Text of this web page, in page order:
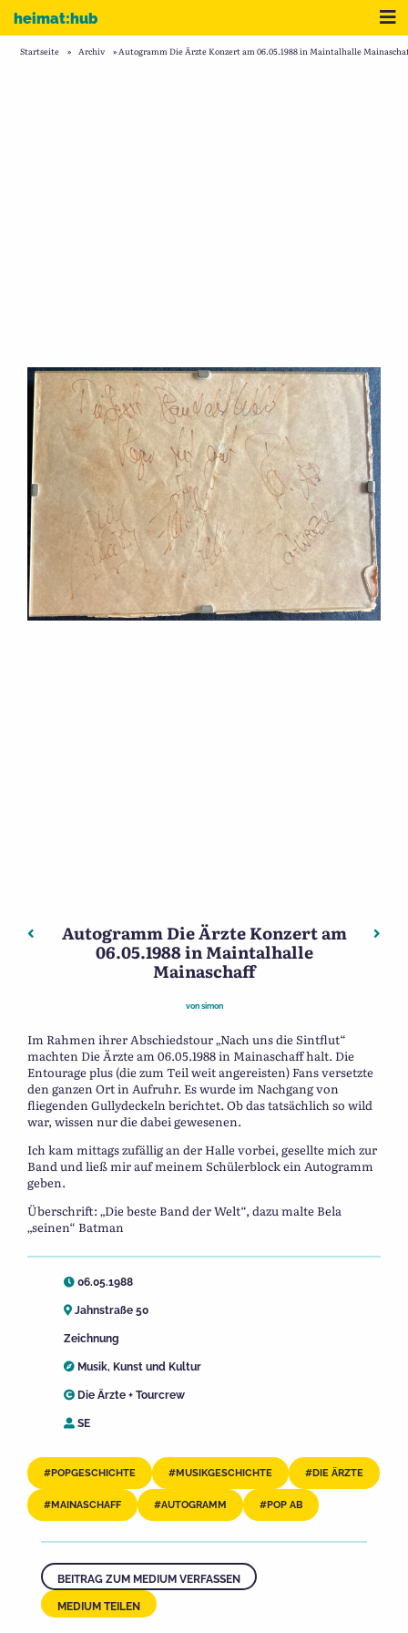
Zum Inhalt
heimat:hub
Startseite » Archiv »Autogramm Die Ärzte Konzert am 06.05.1988 in Maintalhalle
Beitragsnavigation
Vorheriger: LP Freddy Quinn signiert 25.9.86
Autogramm Die Ärzte Konzert am
06.05.1988 in Maintalhalle
Mainaschaff
von simon
Im Rahmen ihrer Abschiedstour „Nach uns die Sintflut“
machten Die Ärzte am 06.05.1988 in Mainaschaff halt. Die
Entourage plus (die zum Teil weit angereisten) Fans versetzte
den ganzen Ort in Aufruhr. Es wurde im Nachgang von
fliegenden Gullydeckeln berichtet. Ob das tatsächlich so wild
war, wissen nur die dabei gewesenen.
Ich kam mittags zufällig an der Halle vorbei, gesellte mich zur
Band und ließ mir auf meinem Schülerblock ein Autogramm
geben.
Überschrift: „Die beste Band der Welt“, dazu malte Bela
„seinen“ Batman
06.05.1988
Jahnstraße 50
Zeichnung
Musik, Kunst und Kultur
Die Ärzte + Tourcrew
SE
POPGESCHICHTE MUSIKGESCHICHTE DIE ÄRZTE
MAINASCHAFF AUTOGRAMM POP AB
BEITRAG ZUM MEDIUM VERFASSEN
MEDIUM TEILEN